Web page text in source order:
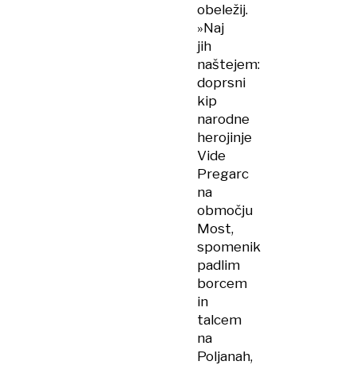
obeležij.
»Naj
jih
naštejem:
doprsni
kip
narodne
herojinje
Vide
Pregarc
na
območju
Most,
spomenik
padlim
borcem
in
talcem
na
Poljanah,